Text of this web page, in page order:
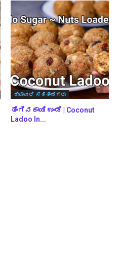
ದೀಪಾವಳಿ ಸಿಹಿತಿಂಡಿಗಳು
ತೆಂಗಿನಕಾಯಿ ಉಂಡೆ | Coconut
Ladoo In...